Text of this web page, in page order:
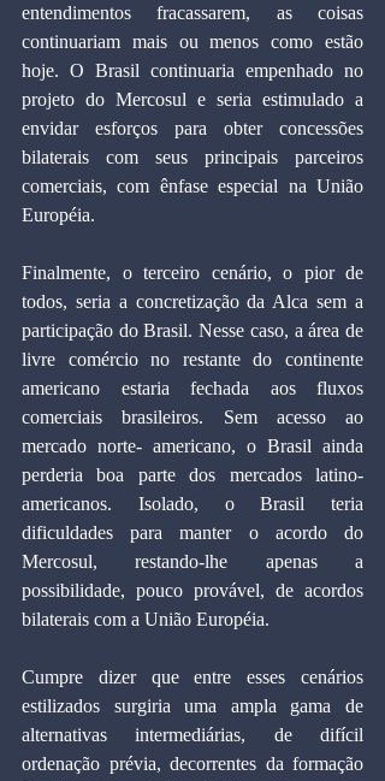
entendimentos fracassarem, as coisas
continuariam mais ou menos como estão
hoje. O Brasil continuaria empenhado no
projeto do Mercosul e seria estimulado a
envidar esforços para obter concessões
bilaterais com seus principais parceiros
comerciais, com ênfase especial na União
Européia.
Finalmente, o terceiro cenário, o pior de
todos, seria a concretização da Alca sem a
participação do Brasil. Nesse caso, a área de
livre comércio no restante do continente
americano estaria fechada aos fluxos
comerciais brasileiros. Sem acesso ao
mercado norte- americano, o Brasil ainda
perderia boa parte dos mercados latino-
americanos. Isolado, o Brasil teria
dificuldades para manter o acordo do
Mercosul, restando-lhe apenas a
possibilidade, pouco provável, de acordos
bilaterais com a União Européia.
Cumpre dizer que entre esses cenários
estilizados surgiria uma ampla gama de
alternativas intermediárias, de difícil
ordenação prévia, decorrentes da formação